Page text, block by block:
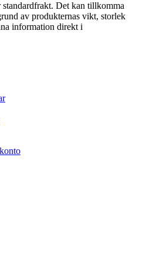
Det kan tillkomma
av produkternas vikt, storlek
information direkt i